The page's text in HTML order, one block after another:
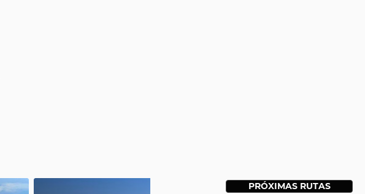
PRÓXIMAS RUTAS